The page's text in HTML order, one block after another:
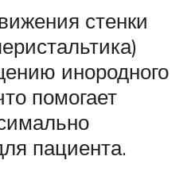
стенки
инородного
помогает
пациента.